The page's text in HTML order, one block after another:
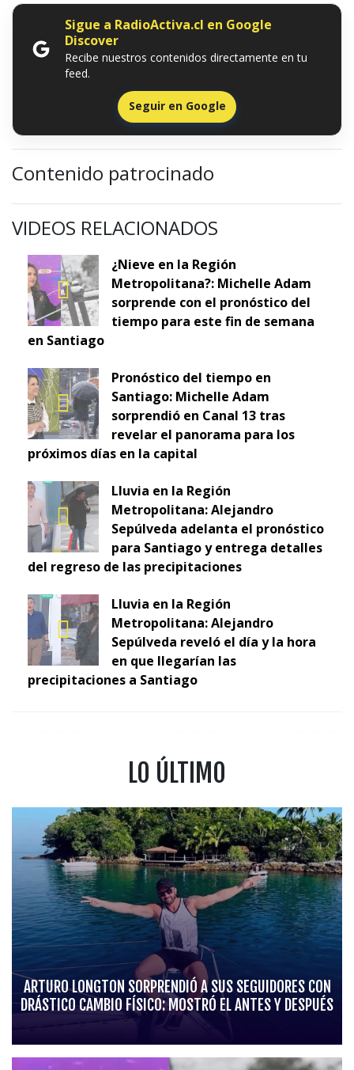
Sigue a RadioActiva.cl en Google
Discover
Recibe nuestros contenidos directamente en tu
feed.
Seguir en Google
Contenido patrocinado
VIDEOS RELACIONADOS
¿Nieve en la Región
Metropolitana?: Michelle Adam
sorprende con el pronóstico del
tiempo para este fin de semana
en Santiago
Pronóstico del tiempo en
Santiago: Michelle Adam
sorprendió en Canal 13 tras
revelar el panorama para los
próximos días en la capital
Lluvia en la Región
Metropolitana: Alejandro
Sepúlveda adelanta el pronóstico
para Santiago y entrega detalles
del regreso de las precipitaciones
Lluvia en la Región
Metropolitana: Alejandro
Sepúlveda reveló el día y la hora
en que llegarían las
precipitaciones a Santiago
LO ÚLTIMO
ARTURO LONGTON SORPRENDIÓ A SUS SEGUIDORES CON
DRÁSTICO CAMBIO FÍSICO: MOSTRÓ EL ANTES Y DESPUÉS